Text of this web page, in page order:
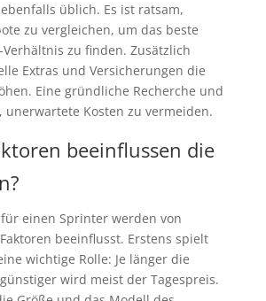
üblich. Es ist ratsam,
zu vergleichen, um das beste
Verhältnis zu finden. Zusätzlich
Extras und Versicherungen die
Eine gründliche Recherche und
unerwartete Kosten zu vermeiden.
beeinflussen die
einen Sprinter werden von
beeinflusst. Erstens spielt
wichtige Rolle: Je länger die
wird meist der Tagespreis.